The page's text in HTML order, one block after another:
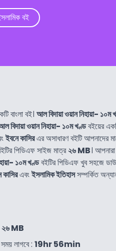
বই
বাংলা বই। আল বিদায়া ওয়ান নিহায়া- ১০ম
বিদায়া ওয়ান নিহায়া- ১০ম খণ্ডবইয়ের
ইবনে কাসিরএর অসাধারণ বইটি আপনাদের
পিডিএফ সাইজ মাত্র২৬ MB।
১০ম খণ্ডবইটির পিডিএফ খুব সহজে
কাসিরএবংইসলামিক ইতিহাসসম্পর্কিত
২৬ MB
লাগবে : 19hr 56min